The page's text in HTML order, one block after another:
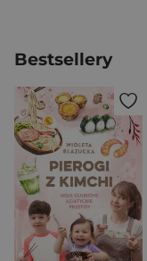
Bestsellery